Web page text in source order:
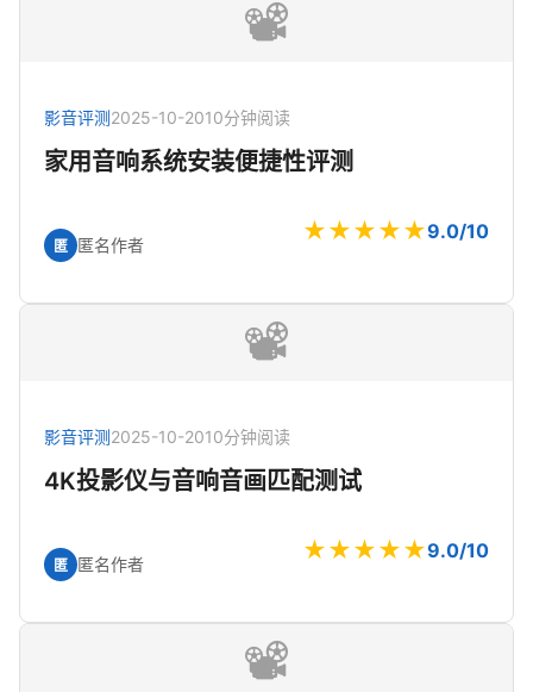
📽️
影音评测2025-10-2010分钟阅读
家用音响系统安装便捷性评测
匿 匿名作者 ★★★★★9.0/10
📽️
影音评测2025-10-2010分钟阅读
4K投影仪与音响音画匹配测试
匿 匿名作者 ★★★★★9.0/10
📽️